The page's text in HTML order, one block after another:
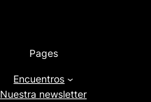
Pages
Encuentros
Nuestra newsletter